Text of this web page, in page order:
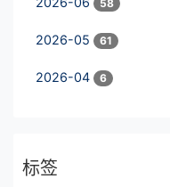
58
2026-05 61
2026-04 6
标签